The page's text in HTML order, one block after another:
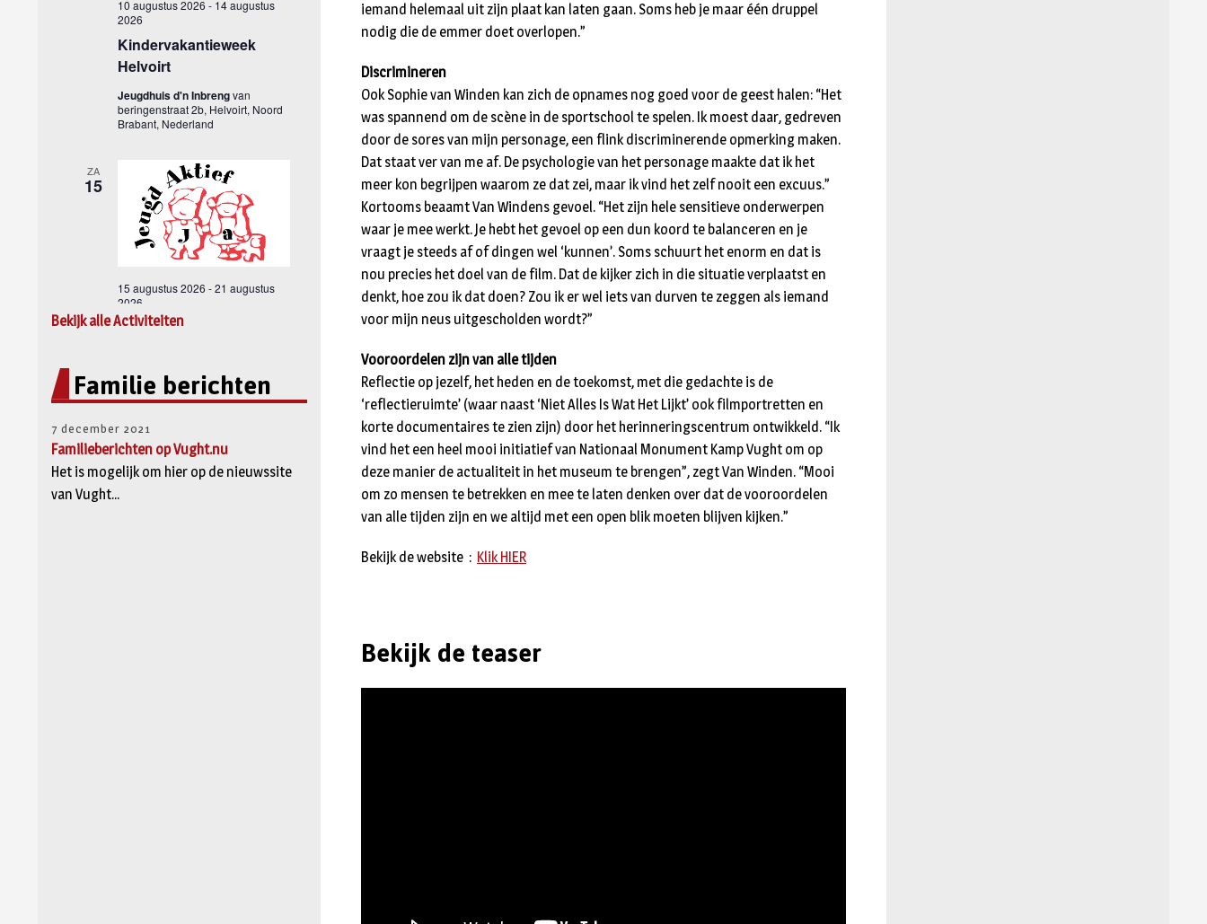
Bekijk alle Activiteiten
Familie berichten
7 december 2021
Familieberichten op Vught.nu
Het is mogelijk om hier op de nieuwssite
van Vught...
iemand helemaal uit zijn plaat kan laten gaan. Soms heb je maar één druppel
nodig die de emmer doet overlopen.”
Discrimineren
Ook Sophie van Winden kan zich de opnames nog goed voor de geest halen: “Het
was spannend om de scène in de sportschool te spelen. Ik moest daar, gedreven
door de sores van mijn personage, een flink discriminerende opmerking maken.
Dat staat ver van me af. De psychologie van het personage maakte dat ik het
meer kon begrijpen waarom ze dat zei, maar ik vind het zelf nooit een excuus.”
Kortooms beaamt Van Windens gevoel. “Het zijn hele sensitieve onderwerpen
waar je mee werkt. Je hebt het gevoel op een dun koord te balanceren en je
vraagt je steeds af of dingen wel ‘kunnen’. Soms schuurt het enorm en dat is
nou precies het doel van de film. Dat de kijker zich in die situatie verplaatst en
denkt, hoe zou ik dat doen? Zou ik er wel iets van durven te zeggen als iemand
voor mijn neus uitgescholden wordt?”
Vooroordelen zijn van alle tijden
Reflectie op jezelf, het heden en de toekomst, met die gedachte is de
‘reflectieruimte’ (waar naast ‘Niet Alles Is Wat Het Lijkt’ ook filmportretten en
korte documentaires te zien zijn) door het herinneringscentrum ontwikkeld. “Ik
vind het een heel mooi initiatief van Nationaal Monument Kamp Vught om op
deze manier de actualiteit in het museum te brengen”, zegt Van Winden. “Mooi
om zo mensen te betrekken en mee te laten denken over dat de vooroordelen
van alle tijden zijn en we altijd met een open blik moeten blijven kijken.”
Bekijk de website : Klik HIER
Bekijk de teaser